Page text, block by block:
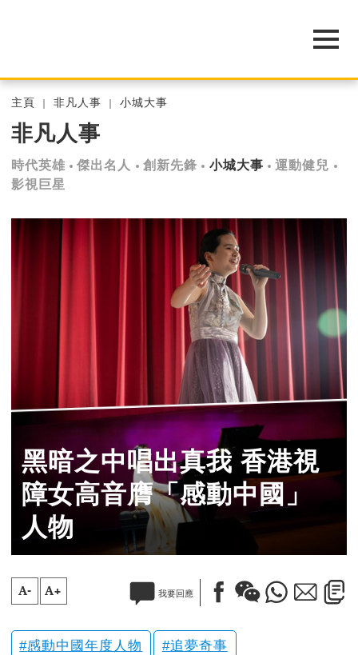
主頁 非凡人事 小城大事
非凡人事
時代英雄 傑出名人 創新先鋒 小城大事
運動健兒
影視巨星
黑暗之中唱出真我 香港視
障女高音膺「感動中國」
人物
A- A+ 我要回應
感動中國年度人物 追夢奇事